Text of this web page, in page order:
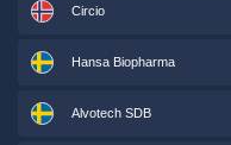
Circio
Hansa Biopharma
Alvotech SDB